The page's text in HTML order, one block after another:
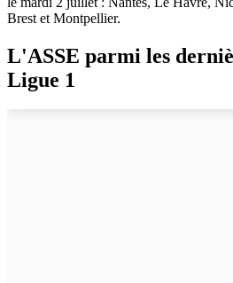
Brest et Montpellier.
L'ASSE parmi les
Ligue 1